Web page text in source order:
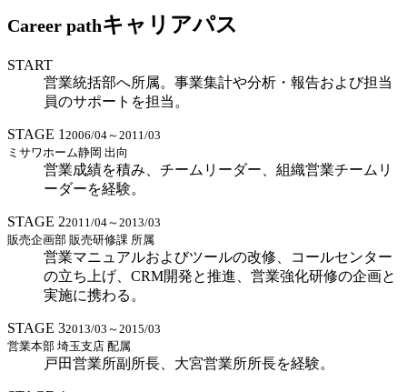
Career pathキャリアパス
START
営業統括部へ所属。事業集計や分析・報告および担当
員のサポートを担当。
STAGE 1 2006/04～2011/03
ミサワホーム静岡 出向
営業成績を積み、チームリーダー、組織営業チームリ
ーダーを経験。
STAGE 22011/04～2013/03
販売企画部 販売研修課 所属
営業マニュアルおよびツールの改修、コールセンター
の立ち上げ、CRM開発と推進、営業強化研修の企画と
実施に携わる。
STAGE 32013/03～2015/03
営業本部 埼玉支店 配属
戸田営業所副所長、大宮営業所所長を経験。